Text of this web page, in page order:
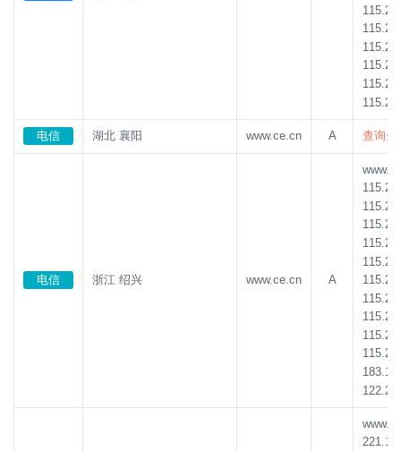
电信 湖北 襄阳 www.ce.cn A 查询失
电信 浙江 绍兴 www.ce.cn A